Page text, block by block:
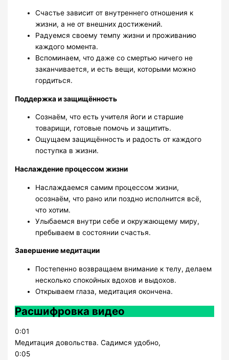
Счастье зависит от внутреннего отношения к
жизни, а не от внешних достижений.
Радуемся своему темпу жизни и проживанию
каждого момента.
Вспоминаем, что даже со смертью ничего не
заканчивается, и есть вещи, которыми можно
гордиться.
Поддержка и защищённость
Сознаём, что есть учителя йоги и старшие
товарищи, готовые помочь и защитить.
Ощущаем защищённость и радость от каждого
поступка в жизни.
Наслаждение процессом жизни
Наслаждаемся самим процессом жизни,
осознаём, что рано или поздно исполнится всё,
что хотим.
Улыбаемся внутри себе и окружающему миру,
пребываем в состоянии счастья.
Завершение медитации
Постепенно возвращаем внимание к телу, делаем
несколько спокойных вдохов и выдохов.
Открываем глаза, медитация окончена.
Расшифровка видео
0:01
Медитация довольства. Садимся удобно,
0:05